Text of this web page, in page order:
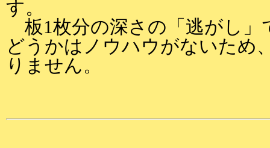
す。
板1枚分の深さの「逃がし」
どうかはノウハウがないため
りません。